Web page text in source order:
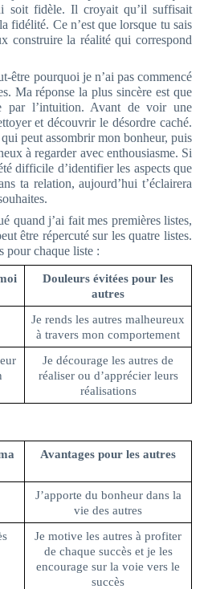
soit fidèle. Il croyait qu’il suffisait
fidélité. Ce n’est que lorsque tu sais
construire la réalité qui correspond
être pourquoi je n’ai pas commencé
Ma réponse la plus sincère est que
par l’intuition. Avant de voir une
et découvrir le désordre caché.
peut assombrir mon bonheur, puis
à regarder avec enthousiasme. Si
difficile d’identifier les aspects que
ta relation, aujourd’hui t’éclairera
quand j’ai fait mes premières listes,
être répercuté sur les quatre listes.
pour chaque liste :
Douleurs évitées pour les
autres
Je rends les autres malheureux
à travers mon comportement
Je décourage les autres de
réaliser ou d’apprécier leurs
réalisations
Avantages pour les autres
J’apporte du bonheur dans la
vie des autres
Je motive les autres à profiter
de chaque succès et je les
encourage sur la voie vers le
succès